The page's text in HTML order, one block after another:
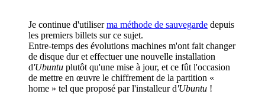
Je continue d'utiliserma méthode de sauvegarde depuis
les premiers billets sur ce sujet.
Entre-temps des évolutions machines m'ont fait changer
de disque dur et effectuer une nouvelle installation
d'Ubuntu plutôt qu'une mise à jour, et ce fût l'occasion
de mettre en œuvre le chiffrement de la partition «
home » tel que proposé par l'installeur d'Ubuntu !